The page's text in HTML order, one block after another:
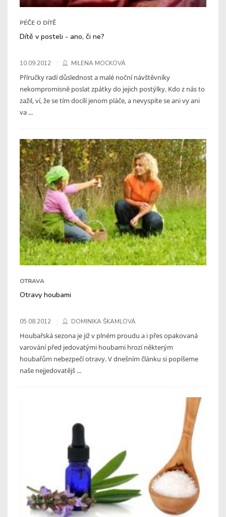
PÉČE O DÍTĚ
Dítě v posteli - ano, či ne?
10.09.2012 MILENA MOCKOVÁ
Příručky radí důslednost a malé noční návštěvníky
nekompromisně poslat zpátky do jejich postýlky. Kdo z nás to
zažil, ví, že se tím docílí jenom pláče, a nevyspíte se ani vy ani
va ...
OTRAVA
Otravy houbami
05.08.2012 DOMINIKA ŠKAMLOVÁ
Houbařská sezona je již v plném proudu a i přes opakovaná
varování před jedovatými houbami hrozí některým
houbařům nebezpečí otravy. V dnešním článku si popíšeme
naše nejjedovatějš ...